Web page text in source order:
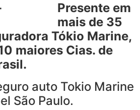
Presente em
mais de 35
Tókio Marine,
maiores Cias. de
auto Tokio Marine
São Paulo.